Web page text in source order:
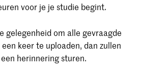
voor je je studie begint.
gelegenheid om alle gevraagde
keer te uploaden, dan zullen
herinnering sturen.